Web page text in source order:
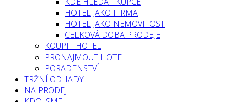
HOTEL JAKO FIRMA
HOTEL JAKO NEMOVITOST
CELKOVÁ DOBA PRODEJE
KOUPIT HOTEL
PRONAJMOUT HOTEL
PORADENSTVÍ
TRŽNÍ ODHADY
NA PRODEJ